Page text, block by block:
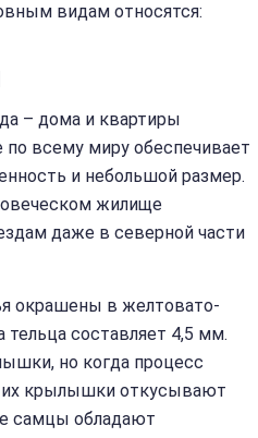
видам относятся:
– дома и квартиры
по всему миру обеспечивает
и небольшой размер.
жилище
даже в северной части
окрашены в желтовато-
составляет 4,5 мм.
но когда процесс
их крылышки откусывают
самцы обладают